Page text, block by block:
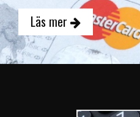
Läs mer